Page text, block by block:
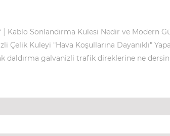
Kablo Sonlandırma Kulesi Nedir ve Modern
Çelik Kuleyi "Hava Koşullarına Dayanıklı"
daldırma galvanizli trafik direklerine ne